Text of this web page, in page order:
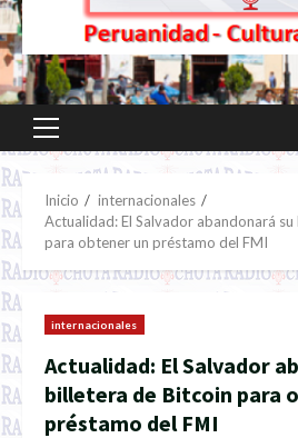
Menú
principal
Inicio
internacionales
Actualidad: El Salvador abandonará
para obtener un préstamo del FMI
internacionales
Actualidad: El Salvador
billetera de Bitcoin para
préstamo del FMI